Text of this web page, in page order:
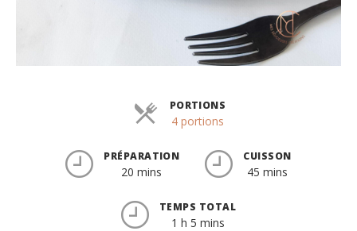
PORTIONS
4 portions
PRÉPARATION
20 mins
CUISSON
45 mins
TEMPS TOTAL
1 h 5 mins